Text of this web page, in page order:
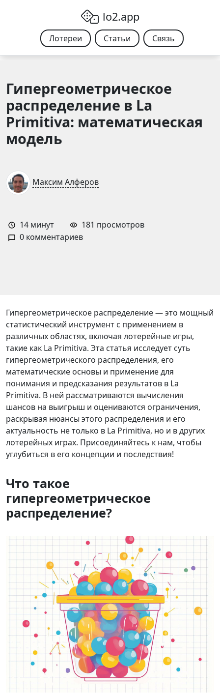
lo2.app
Лотереи Статьи Связь
Гипергеометрическое
распределение в La
Primitiva: математическая
модель
Максим Алферов
14 минут
181 просмотров
0 комментариев
Гипергеометрическое распределение — это мощный
статистический инструмент с применением в
различных областях, включая лотерейные игры,
такие как La Primitiva. Эта статья исследует суть
гипергеометрического распределения, его
математические основы и применение для
понимания и предсказания результатов в La
Primitiva. В ней рассматриваются вычисления
шансов на выигрыш и оцениваются ограничения,
раскрывая нюансы этого распределения и его
актуальность не только в La Primitiva, но и в других
лотерейных играх. Присоединяйтесь к нам, чтобы
углубиться в его концепции и последствия!
Что такое
гипергеометрическое
распределение?